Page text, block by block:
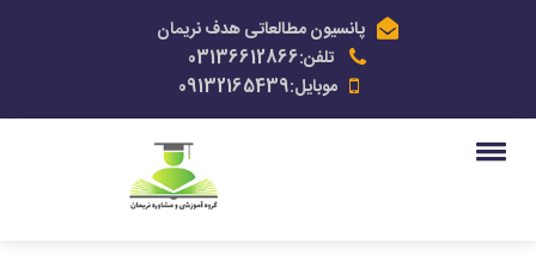
پانسیون مطالعاتی هدف نریمان
تلفن:03136612866
موبایل:09132165439